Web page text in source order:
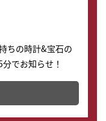
ちの時計&宝石の
でお知らせ！
とが出来ます。